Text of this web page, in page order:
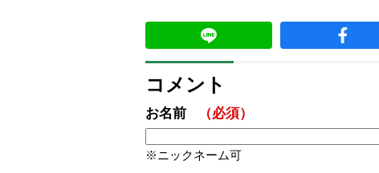
コメント
お名前 （必須）
ニックネーム可